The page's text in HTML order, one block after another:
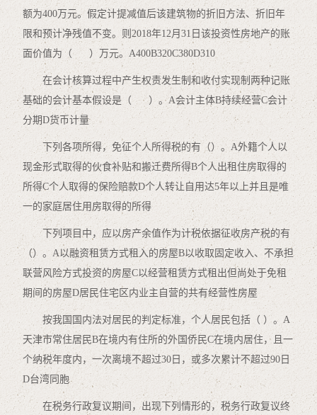
额为400万元。假定计提减值后该建筑物的折旧方法、折旧年
限和预计净残值不变。则2018年12月31日该投资性房地产的账
面价值为（ ）万元。A400B320C380D310
在会计核算过程中产生权责发生制和收付实现制两种记账
基础的会计基本假设是（ ）。A会计主体B持续经营C会计
分期D货币计量
下列各项所得，免征个人所得税的有（）。A外籍个人以
现金形式取得的伙食补贴和搬迁费所得B个人出租住房取得的
所得C个人取得的保险赔款D个人转让自用达5年以上并且是唯
一的家庭居住用房取得的所得
下列项目中，应以房产余值作为计税依据征收房产税的有
（）。A以融资租赁方式租入的房屋B以收取固定收入、不承担
联营风险方式投资的房屋C以经营租赁方式租出但尚处于免租
期间的房屋D居民住宅区内业主自营的共有经营性房屋
按我国国内法对居民的判定标准，个人居民包括（ ）。A
天津市常住居民B在境内有住所的外国侨民C在境内居住，且一
个纳税年度内，一次离境不超过30日，或多次累计不超过90日
D台湾同胞
在税务行政复议期间，出现下列情形的，税务行政复议终